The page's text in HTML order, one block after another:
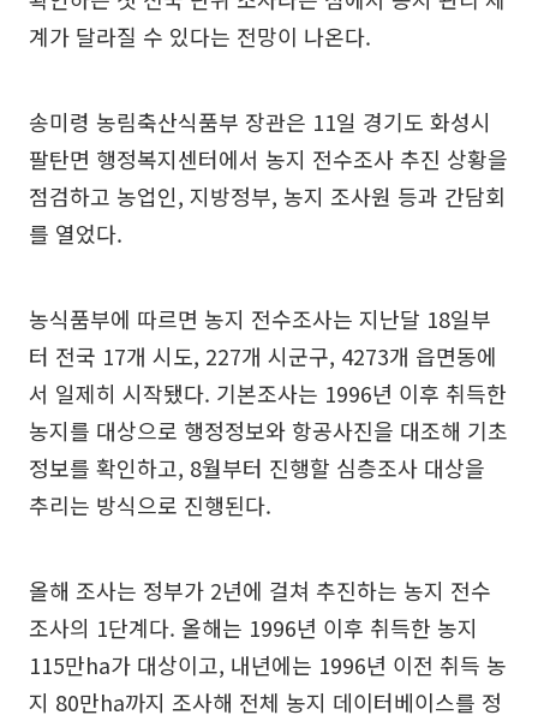
계가 달라질 수 있다는 전망이 나온다.
송미령 농림축산식품부 장관은 11일 경기도 화성시
팔탄면 행정복지센터에서 농지 전수조사 추진 상황을
점검하고 농업인, 지방정부, 농지 조사원 등과 간담회
를 열었다.
농식품부에 따르면 농지 전수조사는 지난달 18일부
터 전국 17개 시도, 227개 시군구, 4273개 읍면동에
서 일제히 시작됐다. 기본조사는 1996년 이후 취득한
농지를 대상으로 행정정보와 항공사진을 대조해 기초
정보를 확인하고, 8월부터 진행할 심층조사 대상을
추리는 방식으로 진행된다.
올해 조사는 정부가 2년에 걸쳐 추진하는 농지 전수
조사의 1단계다. 올해는 1996년 이후 취득한 농지
115만ha가 대상이고, 내년에는 1996년 이전 취득 농
지 80만ha까지 조사해 전체 농지 데이터베이스를 정